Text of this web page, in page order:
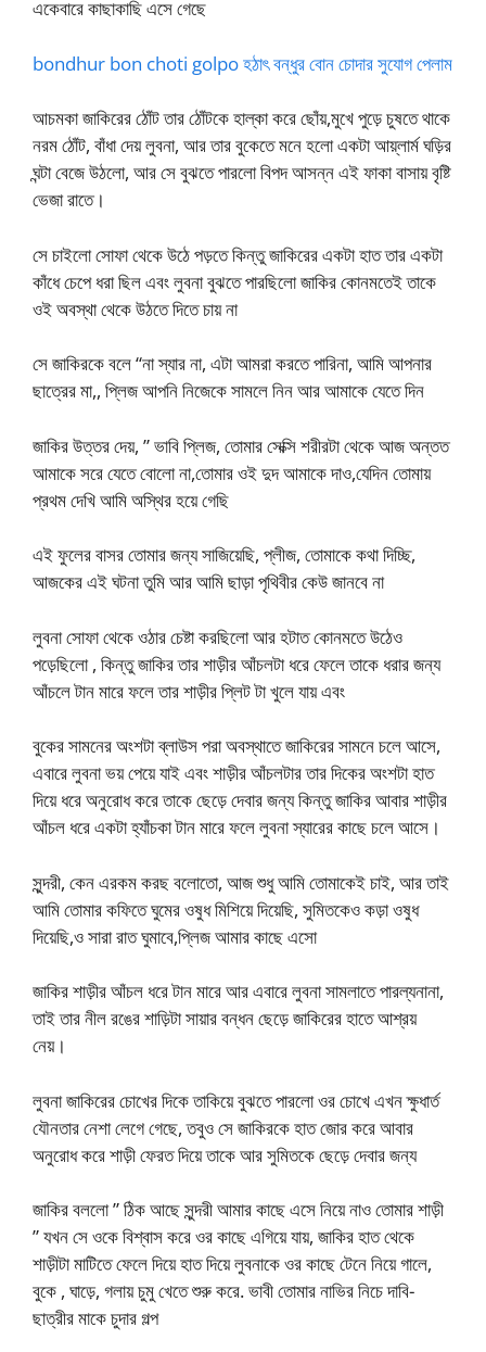
একেবারে কাছাকাছি এসে গেছে
bondhur bon choti golpo হঠাৎ বন্ধুর বোন চোদার সুযোগ পেলাম
আচমকা জাকিরের ঠোঁট তার ঠোঁটকে হাল্কা করে ছোঁয়,মুখে পুড়ে চুষতে থাকে
নরম ঠোঁট, বাঁধা দেয় লুবনা, আর তার বুকেতে মনে হলো একটা আয়্লার্ম ঘড়ির
ঘন্টা বেজে উঠলো, আর সে বুঝতে পারলো বিপদ আসন্ন এই ফাকা বাসায় বৃষ্টি
ভেজা রাতে।
সে চাইলো সোফা থেকে উঠে পড়তে কিন্তু জাকিরের একটা হাত তার একটা
কাঁধে চেপে ধরা ছিল এবং লুবনা বুঝতে পারছিলো জাকির কোনমতেই তাকে
ওই অবস্থা থেকে উঠতে দিতে চায় না
সে জাকিরকে বলে “না স্যার না, এটা আমরা করতে পারিনা, আমি আপনার
ছাত্রের মা,, প্লিজ আপনি নিজেকে সামলে নিন আর আমাকে যেতে দিন
জাকির উত্তর দেয়, ” ভাবি প্লিজ, তোমার সেক্সি শরীরটা থেকে আজ অন্তত
আমাকে সরে যেতে বোলো না,তোমার ওই দুদ আমাকে দাও,যেদিন তোমায়
প্রথম দেখি আমি অস্থির হয়ে গেছি
এই ফুলের বাসর তোমার জন্য সাজিয়েছি, প্লীজ, তোমাকে কথা দিচ্ছি,
আজকের এই ঘটনা তুমি আর আমি ছাড়া পৃথিবীর কেউ জানবে না
লুবনা সোফা থেকে ওঠার চেষ্টা করছিলো আর হটাত কোনমতে উঠেও
পড়েছিলো , কিন্তু জাকির তার শাড়ীর আঁচলটা ধরে ফেলে তাকে ধরার জন্য
আঁচলে টান মারে ফলে তার শাড়ীর প্লিট টা খুলে যায় এবং
বুকের সামনের অংশটা ব্লাউস পরা অবস্থাতে জাকিরের সামনে চলে আসে,
এবারে লুবনা ভয় পেয়ে যাই এবং শাড়ীর আঁচলটার তার দিকের অংশটা হাত
দিয়ে ধরে অনুরোধ করে তাকে ছেড়ে দেবার জন্য কিন্তু জাকির আবার শাড়ীর
আঁচল ধরে একটা হ্যাঁচকা টান মারে ফলে লুবনা স্যারের কাছে চলে আসে।
সুন্দরী, কেন এরকম করছ বলোতো, আজ শুধু আমি তোমাকেই চাই, আর তাই
আমি তোমার কফিতে ঘুমের ওষুধ মিশিয়ে দিয়েছি, সুমিতকেও কড়া ওষুধ
দিয়েছি,ও সারা রাত ঘুমাবে,প্লিজ আমার কাছে এসো
জাকির শাড়ীর আঁচল ধরে টান মারে আর এবারে লুবনা সামলাতে পারল্যনানা,
তাই তার নীল রঙের শাড়িটা সায়ার বন্ধন ছেড়ে জাকিরের হাতে আশ্রয়
নেয়।
লুবনা জাকিরের চোখের দিকে তাকিয়ে বুঝতে পারলো ওর চোখে এখন ক্ষুধার্ত
যৌনতার নেশা লেগে গেছে, তবুও সে জাকিরকে হাত জোর করে আবার
অনুরোধ করে শাড়ী ফেরত দিয়ে তাকে আর সুমিতকে ছেড়ে দেবার জন্য
জাকির বললো ” ঠিক আছে সুন্দরী আমার কাছে এসে নিয়ে নাও তোমার শাড়ী
” যখন সে ওকে বিশ্বাস করে ওর কাছে এগিয়ে যায়, জাকির হাত থেকে
শাড়ীটা মাটিতে ফেলে দিয়ে হাত দিয়ে লুবনাকে ওর কাছে টেনে নিয়ে গালে,
বুকে , ঘাড়ে, গলায় চুমু খেতে শুরু করে. ভাবী তোমার নাভির নিচে দাবি-
ছাত্রীর মাকে চুদার গল্প